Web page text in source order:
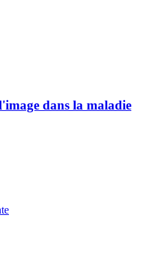
dans la maladie